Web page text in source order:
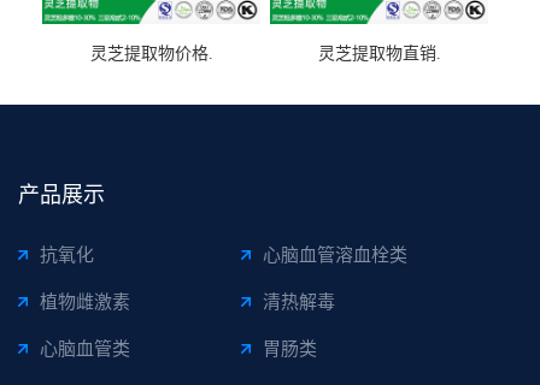
灵芝提取物价格. 灵芝提取物直销.
产品展示
抗氧化 心脑血管溶血栓类
植物雌激素 清热解毒
心脑血管类 胃肠类